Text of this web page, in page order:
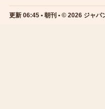
更新 06:45 • 朝刊 • © 2026 ジャパ